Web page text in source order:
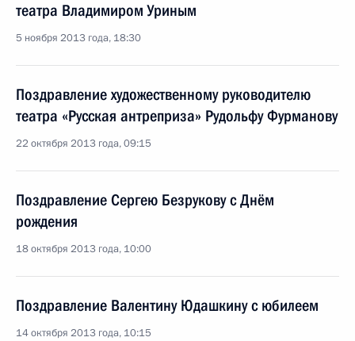
театра Владимиром Уриным
5 ноября 2013 года, 18:30
Поздравление художественному руководителю
театра «Русская антреприза» Рудольфу Фурманову
22 октября 2013 года, 09:15
Поздравление Сергею Безрукову с Днём
рождения
18 октября 2013 года, 10:00
Поздравление Валентину Юдашкину с юбилеем
14 октября 2013 года, 10:15